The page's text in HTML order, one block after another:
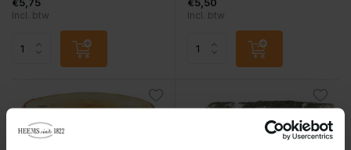
Incl. btw Incl. btw